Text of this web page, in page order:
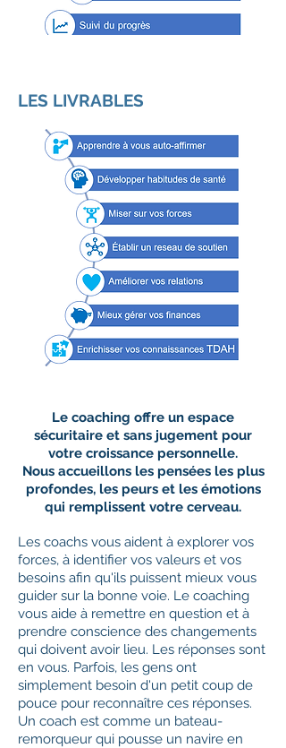
LES LIVRABLES
Le coaching offre un espace
sécuritaire et sans jugement pour
votre croissance personnelle.
Nous accueillons les pensées les plus
profondes, les peurs et les émotions
qui remplissent votre cerveau.
Les coachs vous aident à explorer vos
forces, à identifier vos valeurs et vos
besoins afin qu'ils puissent mieux vous
guider sur la bonne voie. Le coaching
vous aide à remettre en question et à
prendre conscience des changements
qui doivent avoir lieu. Les réponses sont
en vous. Parfois, les gens ont
simplement besoin d'un petit coup de
pouce pour reconnaître ces réponses.
Un coach est comme un bateau-
remorqueur qui pousse un navire en